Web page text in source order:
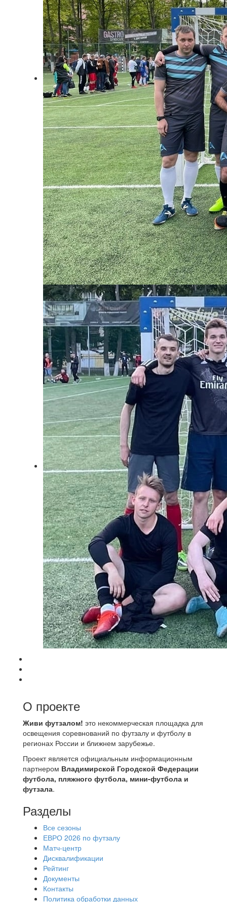
О проекте
Живи футзалом! это некоммерческая площадка для
освещения соревнований по футзалу и футболу в
регионах России и ближнем зарубежье.
Проект является официальным информационным
партнером Владимирской Городской Федерации
футбола, пляжного футбола, мини-футбола и
футзала.
Разделы
Все сезоны
ЕВРО 2026 по футзалу
Матч-центр
Дисквалификации
Рейтинг
Документы
Контакты
Политика обработки данных